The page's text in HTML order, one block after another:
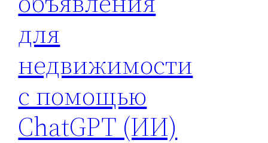
для
недвижимости
с помощью
ChatGPT (ИИ)